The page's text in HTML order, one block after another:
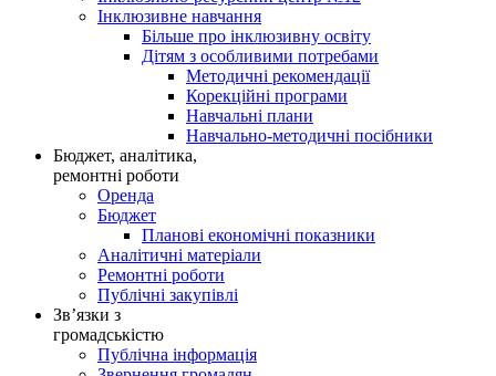
Інклюзивне навчання
Більше про інклюзивну освіту
Дітям з особливими потребами
Методичні рекомендації
Корекційні програми
Навчальні плани
Навчально-методичні посібники
Бюджет, аналітика,
ремонтні роботи
Оренда
Бюджет
Планові економічні показники
Аналітичні матеріали
Ремонтні роботи
Публічні закупівлі
Зв’язки з
громадськістю
Публічна інформація